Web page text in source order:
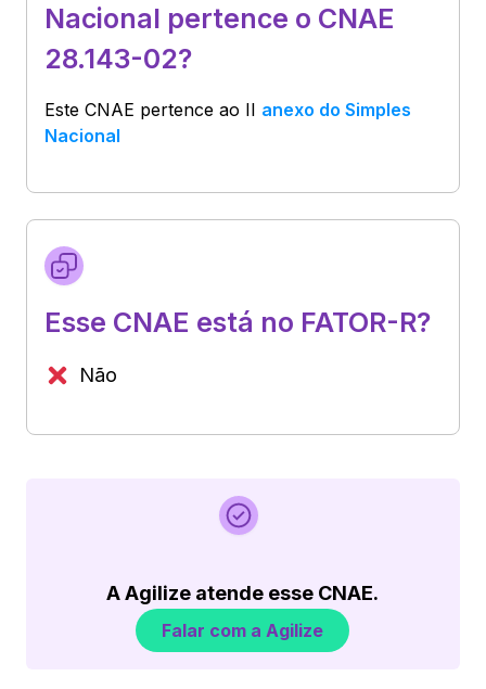
Nacional pertence o CNAE
28.143-02?
Este CNAE pertence ao II anexo do Simples
Nacional
Esse CNAE está no FATOR-R?
Não
A Agilize atende esse CNAE.
Falar com a Agilize